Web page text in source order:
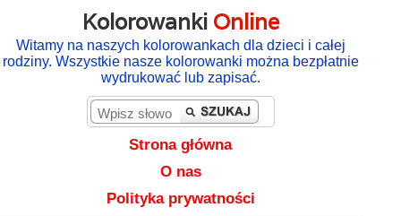
Kolorowanki Online
Witamy na naszych kolorowankach dla dzieci i całej
rodziny. Wszystkie nasze kolorowanki można bezpłatnie
wydrukować lub zapisać.
Strona główna
O nas
Polityka prywatności